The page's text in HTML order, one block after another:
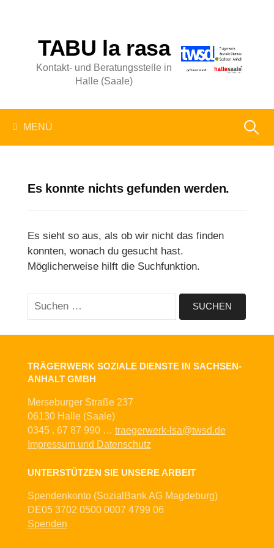
TABU la rasa
Kontakt- und Beratungsstelle in
Halle (Saale)
MENÜ Suchen
Es konnte nichts gefunden werden.
Es sieht so aus, als ob wir nicht das finden
konnten, wonach du gesucht hast.
Möglicherweise hilft die Suchfunktion.
Suchen
nach:
TRÄGERWERK SOZIALE DIENSTE IN SACHSEN-
ANHALT GMBH
Merseburger Straße 237
06130 Halle (Saale)
0345 . 67 87 990 … traegerwerk-lsa@twsd.de
Impressum und Datenschutz
UNTERSTÜTZEN SIE UNSERE ARBEIT
Spendenkonto (SozialBank AG Magdeburg)
DE05 3702 0500 0007 4799 06
Spenden